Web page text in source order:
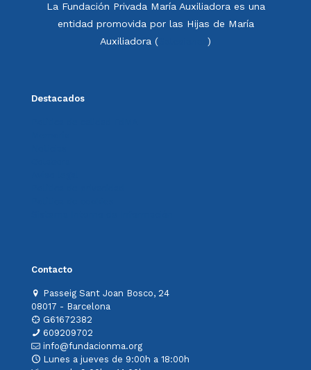
La Fundación Privada María Auxiliadora es una
entidad promovida por las Hijas de María
Auxiliadora (
)
Destacados
Contacto
Passeig Sant Joan Bosco, 24
08017 - Barcelona
G61672382
609209702
info@fundacionma.org
Lunes a jueves de 9:00h a 18:00h